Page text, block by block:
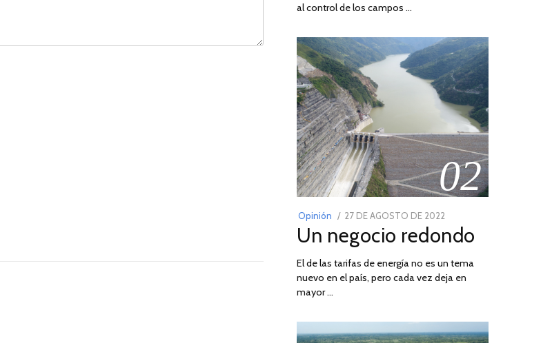
al control de los campos …
02
Opinión
POSTED
ON
27 DE AGOSTO DE 2022
DE
DE
2022
Un negocio redondo
El de las tarifas de energía no es un tema
nuevo en el país, pero cada vez deja en
mayor …